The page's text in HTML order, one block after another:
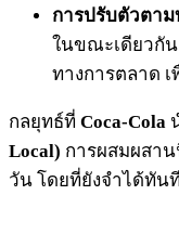
การปรับตัวตาม
ในขณะเดียวกัน
ทางการตลาด
กลยุทธ์ที่ Coca-Cola
Local) การผสมผสา
วัน โดยที่ยังจำได้ทัน